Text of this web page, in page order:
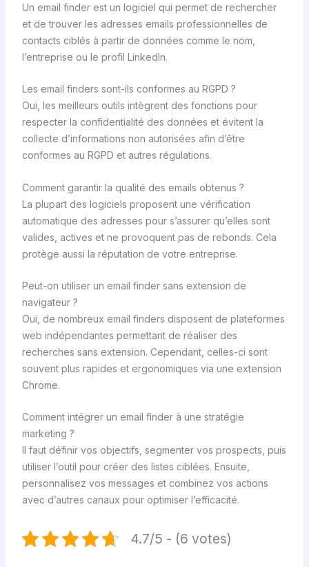
Un email finder est un logiciel qui permet de rechercher
et de trouver les adresses emails professionnelles de
contacts ciblés à partir de données comme le nom,
l’entreprise ou le profil LinkedIn.
Les email finders sont-ils conformes au RGPD ?
Oui, les meilleurs outils intègrent des fonctions pour
respecter la confidentialité des données et évitent la
collecte d’informations non autorisées afin d’être
conformes au RGPD et autres régulations.
Comment garantir la qualité des emails obtenus ?
La plupart des logiciels proposent une vérification
automatique des adresses pour s’assurer qu’elles sont
valides, actives et ne provoquent pas de rebonds. Cela
protège aussi la réputation de votre entreprise.
Peut-on utiliser un email finder sans extension de
navigateur ?
Oui, de nombreux email finders disposent de plateformes
web indépendantes permettant de réaliser des
recherches sans extension. Cependant, celles-ci sont
souvent plus rapides et ergonomiques via une extension
Chrome.
Comment intégrer un email finder à une stratégie
marketing ?
Il faut définir vos objectifs, segmenter vos prospects, puis
utiliser l’outil pour créer des listes ciblées. Ensuite,
personnalisez vos messages et combinez vos actions
avec d’autres canaux pour optimiser l’efficacité.
4.7/5 - (6 votes)